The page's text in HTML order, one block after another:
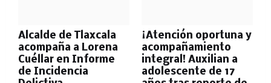
Alcalde de Tlaxcala
acompaña a Lorena
Cuéllar en Informe
de Incidencia
¡Atención oportuna y
acompañamiento
integral! Auxilian a
adolescente de 17